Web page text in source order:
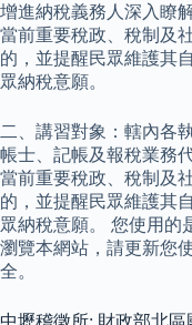
增進納稅義務人深入瞭
當前重要稅政、稅制及
的，並提醒民眾維護其
眾納稅意願。
二、講習對象：轄內各
帳士、記帳及報稅業務
當前重要稅政、稅制及
的，並提醒民眾維護其
眾納稅意願。 您使用的
瀏覽本網站，請更新您
全。
中壢稽徵所: 財政部北區